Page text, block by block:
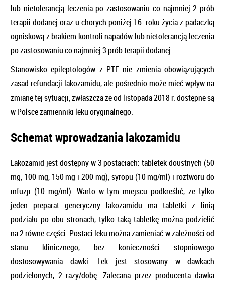
lub nietolerancją leczenia po zastosowaniu co najmniej 2 prób
terapii dodanej oraz u chorych poniżej 16. roku życia z padaczką
ogniskową z brakiem kontroli napadów lub nietolerancją leczenia
po zastosowaniu co najmniej 3 prób terapii dodanej.
Stanowisko epileptologów z PTE nie zmienia obowiązujących
zasad refundacji lakozamidu, ale pośrednio może mieć wpływ na
zmianę tej sytuacji, zwłaszcza że od listopada 2018 r. dostępne są
w Polsce zamienniki leku oryginalnego.
Schemat wprowadzania lakozamidu
Lakozamid jest dostępny w 3 postaciach: tabletek doustnych (50
mg, 100 mg, 150 mg i 200 mg), syropu (10 mg/ml) i roztworu do
infuzji (10 mg/ml). Warto w tym miejscu podkreślić, że tylko
jeden preparat generyczny lakozamidu ma tabletki z linią
podziału po obu stronach, tylko taką tabletkę można podzielić
na 2 równe części. Postaci leku można zamieniać w zależności od
stanu klinicznego, bez konieczności stopniowego
dostosowywania dawki. Lek jest stosowany w dawkach
podzielonych, 2 razy/dobę. Zalecana przez producenta dawka